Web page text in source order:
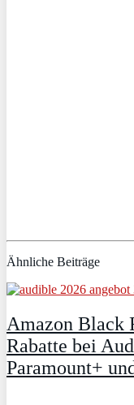
Ähnliche Beiträge
Amazon Black
Rabatte bei
Paramount+